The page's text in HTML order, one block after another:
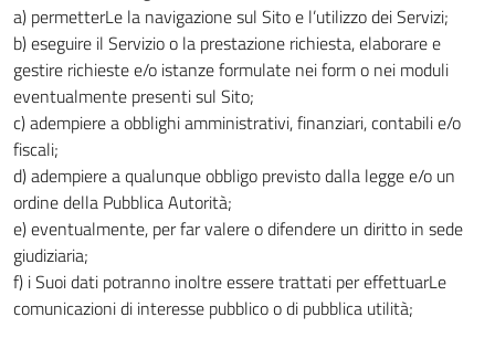
a) permetterLe la navigazione sul Sito e l’utilizzo dei Servizi;
b) eseguire il Servizio o la prestazione richiesta, elaborare e
gestire richieste e/o istanze formulate nei form o nei moduli
eventualmente presenti sul Sito;
c) adempiere a obblighi amministrativi, finanziari, contabili e/o
fiscali;
d) adempiere a qualunque obbligo previsto dalla legge e/o un
ordine della Pubblica Autorità;
e) eventualmente, per far valere o difendere un diritto in sede
giudiziaria;
f) i Suoi dati potranno inoltre essere trattati per effettuarLe
comunicazioni di interesse pubblico o di pubblica utilità;